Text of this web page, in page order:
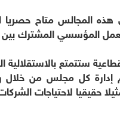
هذه المجالس متاح
المؤسسي المشترك
ستتمتع بالاستقلالية
إدارة كل مجلس من
حقيقيا لاحتياجات